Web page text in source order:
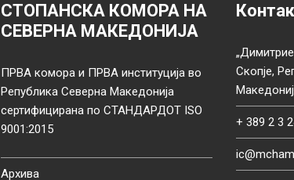
СТОПАНСКА КОМОРА НА
СЕВЕРНА МАКЕДОНИЈА
ПРВА комора и ПРВА институција во
Република Северна Македонија
сертифицирана по СТАНДАРДОТ ISO
9001:2015
Архива
Скопје,
+ 389 2 3